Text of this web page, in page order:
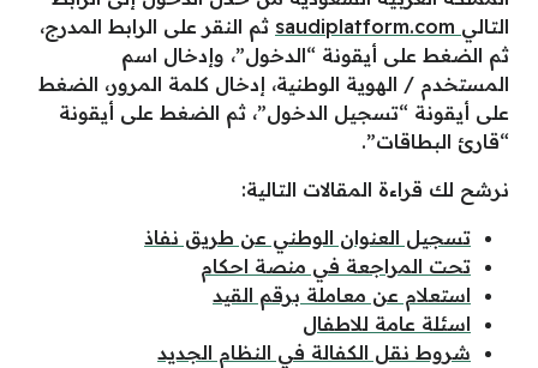
التالي
ثم النقر على الرابط المدرج،
ثم الضغط على أيقونة “الدخول”، وإدخال اسم
المستخدم / الهوية الوطنية، إدخال كلمة المرور، الضغط
على أيقونة “تسجيل الدخول”، ثم الضغط على أيقونة
“قارئ البطاقات”.
نرشح لك قراءة المقالات التالية:
تسجيل العنوان الوطني عن طريق نفاذ
تحت المراجعة في منصة احكام
استعلام عن معاملة برقم القيد
اسئلة عامة للاطفال
شروط نقل الكفالة في النظام الجديد